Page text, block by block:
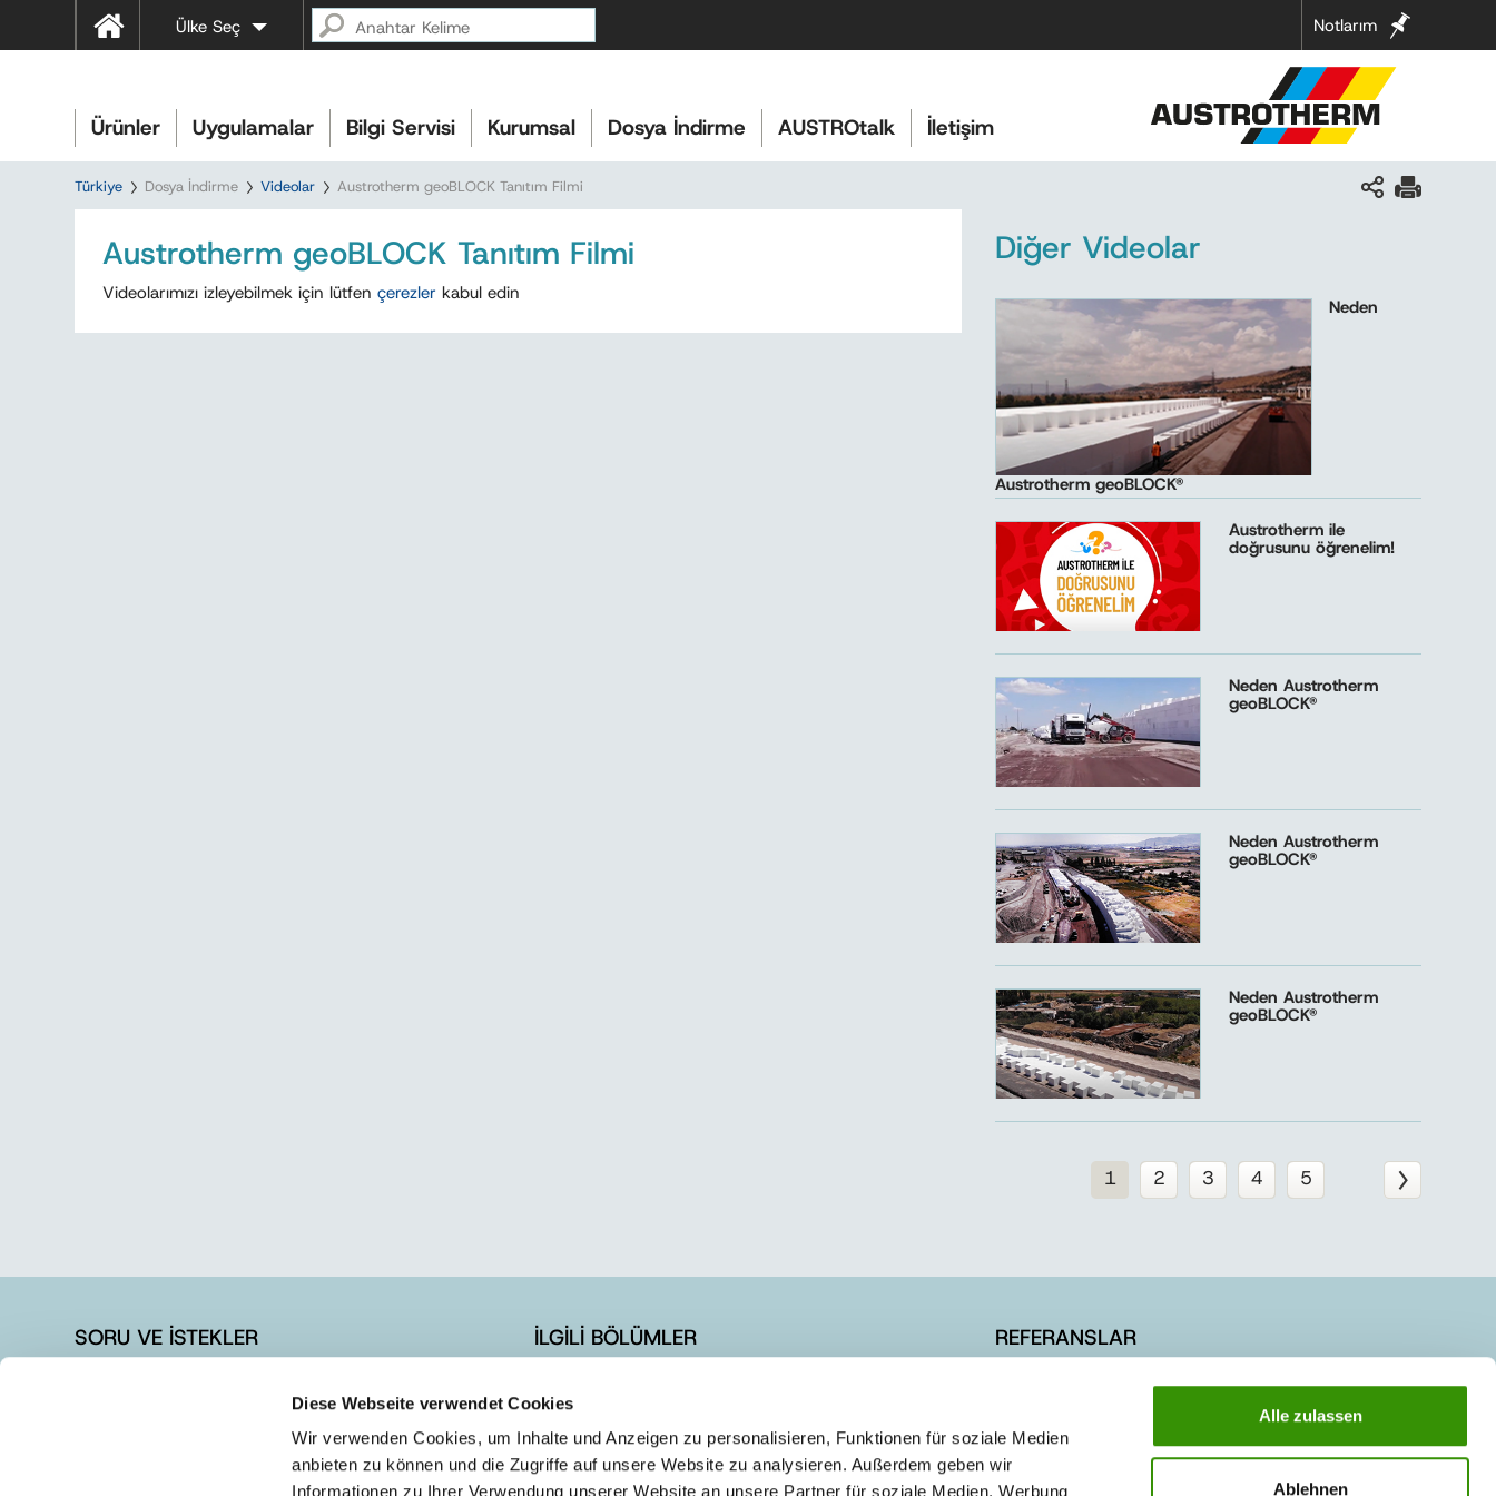
Diese Webseite verwendet Cookies
Wir verwenden Cookies, um Inhalte und Anzeigen zu personalisieren, Funktionen für soziale Medien
anbieten zu können und die Zugriffe auf unsere Website zu analysieren. Außerdem geben wir
Informationen zu Ihrer Verwendung unserer Website an unsere Partner für soziale Medien, Werbung
Alle zulassen
Ablehnen
Notlarım
Ülke Seç
Ürünler Uygulamalar Bilgi Servisi Kurumsal Dosya İndirme AUSTROtalk İletişim
Türkiye Dosya İndirme Videolar Austrotherm geoBLOCK Tanıtım Filmi
Austrotherm geoBLOCK Tanıtım Filmi
Videolarımızı izleyebilmek için lütfen çerezler kabul edin
Diğer Videolar
Neden
Austrotherm geoBLOCK®
Austrotherm ile
doğrusunu öğrenelim!
Neden Austrotherm
geoBLOCK®
Neden Austrotherm
geoBLOCK®
Neden Austrotherm
geoBLOCK®
1 2 3 4 5
SORU VE İSTEKLER
İLGİLİ BÖLÜMLER
E-BÜLTEN ÜYELİK
REFERANSLAR